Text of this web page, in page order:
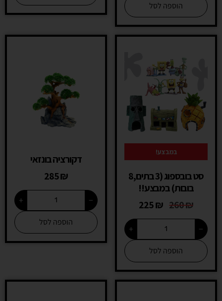
הוספה לסל
במבצע!
סט בובספוג (3 בתים,8
בובות) במבצע!!
260₪
225₪
−
+
הוספה לסל
דקורציה בונזאי
285₪
−
+
הוספה לסל